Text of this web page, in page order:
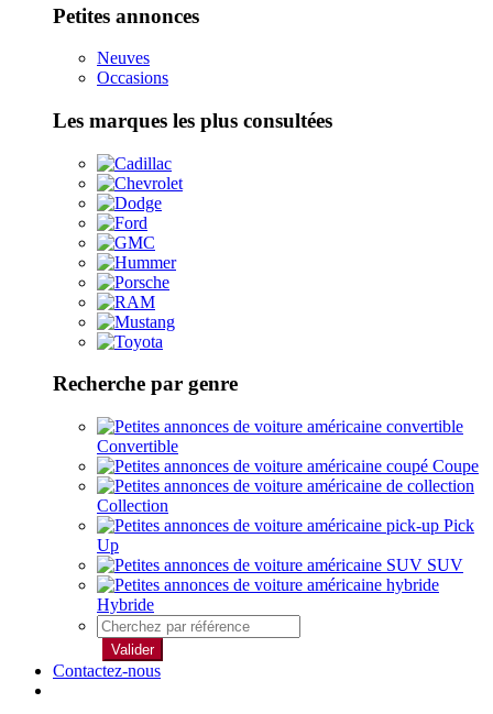
Petites annonces
Neuves
Occasions
Les marques les plus consultées
Recherche par genre
Convertible
Coupe
Collection
Pick
Up
SUV
Hybride
Valider
Contactez-nous